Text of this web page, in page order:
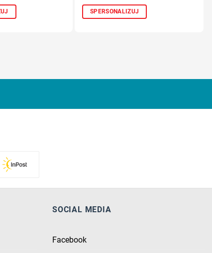
SPERSONALIZUJ
SOCIAL MEDIA
Facebook